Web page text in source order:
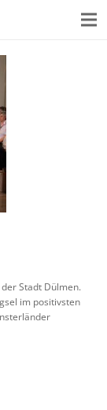
Stadt Dülmen.
im positivsten